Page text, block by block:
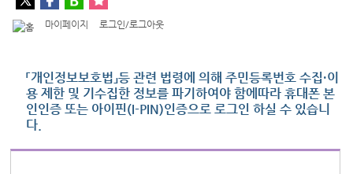
마이페이지 로그인/로그아웃
「개인정보보호법」등 관련 법령에 의해 주민등록번호 수집·이
용 제한 및 기수집한 정보를 파기하여야 함에따라 휴대폰 본
인인증 또는 아이핀(I-PIN)인증으로 로그인 하실 수 있습니
다.